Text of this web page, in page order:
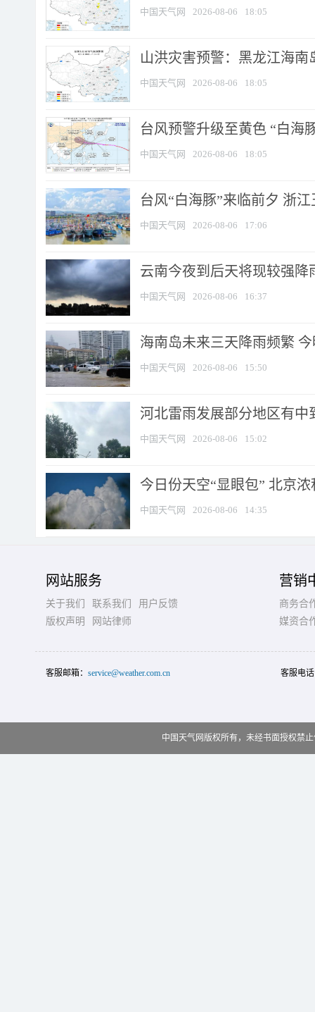
中国天气网 2026-08-06 18:05
山洪灾害预警：黑龙江海
中国天气网 2026-08-06 18:05
台风预警升级至黄色 “白海
中国天气网 2026-08-06 18:05
台风“白海豚”来临前夕 浙
中国天气网 2026-08-06 17:06
云南今夜到后天将现较强降
中国天气网 2026-08-06 16:37
海南岛未来三天降雨频繁
中国天气网 2026-08-06 15:50
河北雷雨发展部分地区有中
中国天气网 2026-08-06 15:02
今日份天空“显眼包” 北京
中国天气网 2026-08-06 14:35
网站服务
关于我们 联系我们
用户反馈
版权声明
网站律师
营销
商务合
媒资合
客服邮箱： service@weather.com.cn 客服电
中国天气网版权所有，未经书面授权